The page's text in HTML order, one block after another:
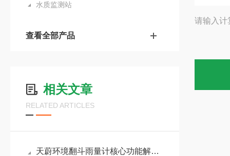
水质监测站
查看全部产品
相关文章
RELATED ARTICLES
天蔚环境翻斗雨量计核心功能解析：实时降雨量监测、历史数据存储、超限报警
请输入计